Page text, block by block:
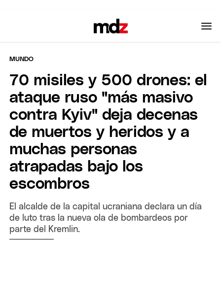
MUNDO
70 misiles y 500 drones: el
ataque ruso "más masivo
contra Kyiv" deja decenas
de muertos y heridos y a
muchas personas
atrapadas bajo los
escombros
El alcalde de la capital ucraniana declara un día
de luto tras la nueva ola de bombardeos por
parte del Kremlin.